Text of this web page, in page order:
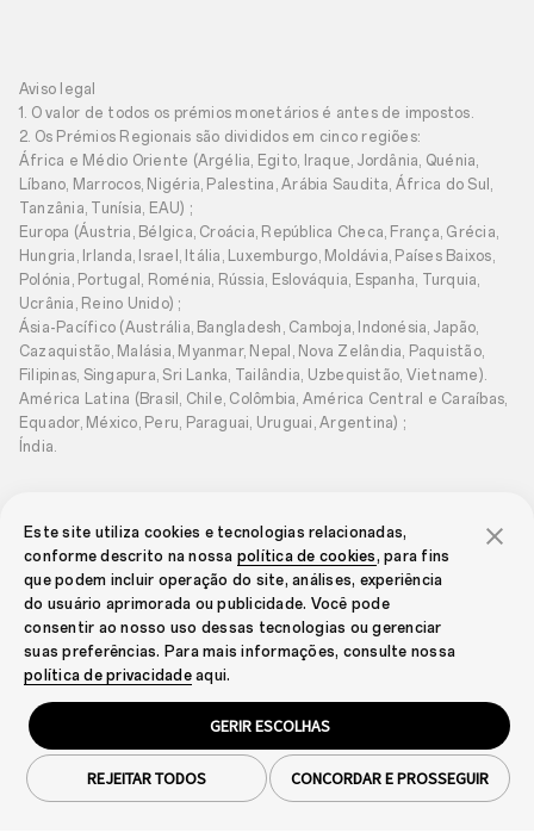
Estrelas Cadentes com a
Tribo Bonfire
Prêmio Bronze do OPPO
Photography Awards
O Sopro dos Incontáveis
Prêmio Bronze do OPPO
Aviso legal
1. O valor de todos os prémios monetários é antes de impostos.
2. Os Prémios Regionais são divididos em cinco regiões:
África e Médio Oriente (Argélia, Egito, Iraque, Jordânia, Quénia,
Líbano, Marrocos, Nigéria, Palestina, Arábia Saudita, África do Sul,
Tanzânia, Tunísia, EAU) ;
Europa (Áustria, Bélgica, Croácia, República Checa, França, Grécia,
Hungria, Irlanda, Israel, Itália, Luxemburgo, Moldávia, Países Baixos,
Polónia, Portugal, Roménia, Rússia, Eslováquia, Espanha, Turquia,
Ucrânia, Reino Unido) ;
Ásia-Pacífico (Austrália, Bangladesh, Camboja, Indonésia, Japão,
Cazaquistão, Malásia, Myanmar, Nepal, Nova Zelândia, Paquistão,
Filipinas, Singapura, Sri Lanka, Tailândia, Uzbequistão, Vietname).
América Latina (Brasil, Chile, Colômbia, América Central e Caraíbas,
Equador, México, Peru, Paraguai, Uruguai, Argentina) ;
Índia.
Telemóveis
OPPO Find X9 Ultra
OPPO Find X9 Pro
OPPO Find X9
OPPO Reno16 Pro 5G
Wearables
OPPO Watch X3
OPPO Watch S
Suporte
Contacte-nos
Este site utiliza cookies e tecnologias relacionadas,
conforme descrito na nossa política de cookies, para fins
que podem incluir operação do site, análises, experiência
do usuário aprimorada ou publicidade. Você pode
consentir ao nosso uso dessas tecnologias ou gerenciar
suas preferências. Para mais informações, consulte nossa
política de privacidadeaqui.
GERIR ESCOLHAS
CONCORDAR E PROSSEGUIR
REJEITAR TODOS